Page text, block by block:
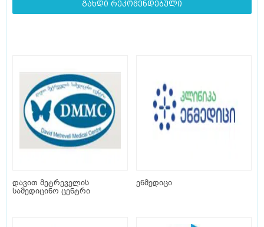
გახდი რეკომენდებული
დავით მეტრეველის
სამედიცინო ცენტრი
ენმედიცი